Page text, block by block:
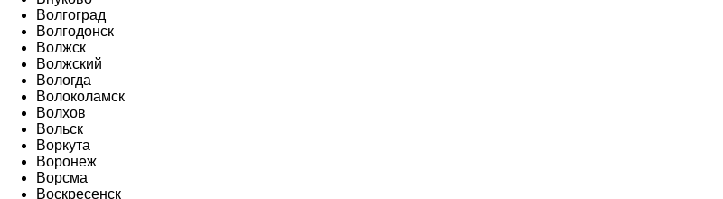
Волгоград
Волгодонск
Волжск
Волжский
Вологда
Волоколамск
Волхов
Вольск
Воркута
Воронеж
Ворсма
Воскресенск